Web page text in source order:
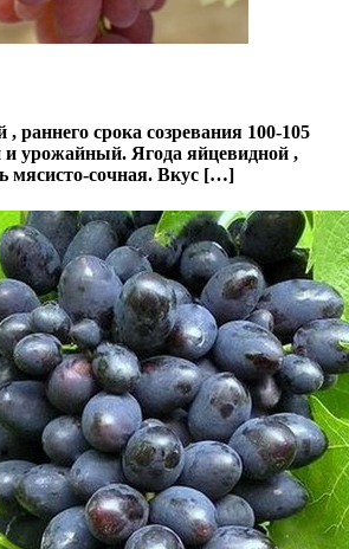
раннего срока созревания 100-105
и урожайный. Ягода яйцевидной ,
мясисто-сочная. Вкус […]